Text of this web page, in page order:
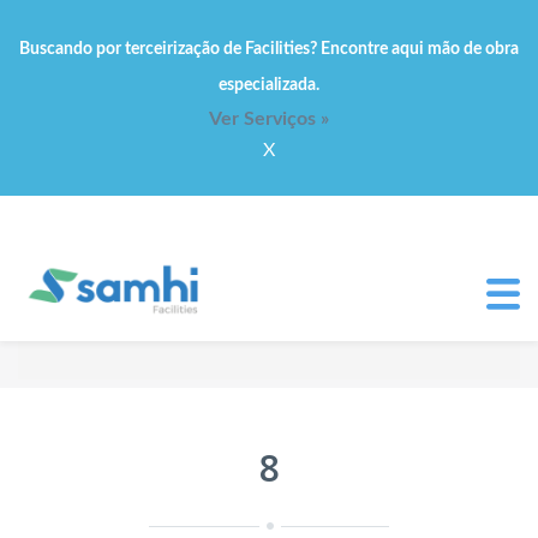
8
Buscando por terceirização de Facilities? Encontre aqui mão de obra
especializada.
Ver Serviços »
X